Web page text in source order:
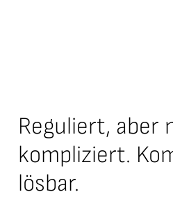
Reguliert, aber
kompliziert.
lösbar.